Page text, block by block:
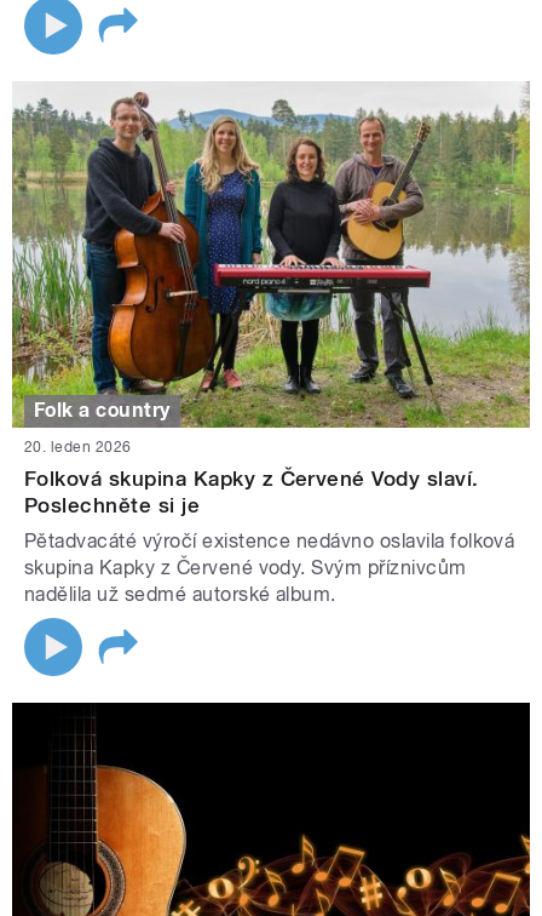
Folk a country
20. leden 2026
Folková skupina Kapky z Červené Vody slaví.
Poslechněte si je
Pětadvacáté výročí existence nedávno oslavila folková
skupina Kapky z Červené vody. Svým příznivcům
nadělila už sedmé autorské album.